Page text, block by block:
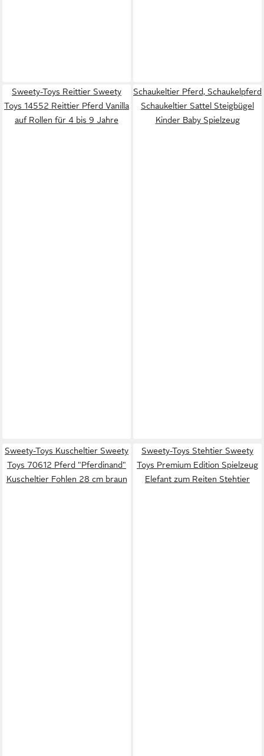
Sweety-Toys Reittier Sweety
Toys 14552 Reittier Pferd Vanilla
auf Rollen für 4 bis 9 Jahre
Schaukeltier Pferd, Schaukelpferd
Schaukeltier Sattel Steigbügel
Kinder Baby Spielzeug
Sweety-Toys Kuscheltier Sweety
Toys 70612 Pferd "Pferdinand"
Kuscheltier Fohlen 28 cm braun
Sweety-Toys Stehtier Sweety
Toys Premium Edition Spielzeug
Elefant zum Reiten Stehtier